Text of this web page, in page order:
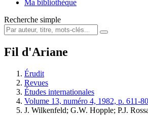
Ma bibliothèque
Recherche simple
Fil d'Ariane
Érudit
Revues
Études internationales
Volume 13, numéro 4, 1982, p. 611-
J. Wilkenfeld; G.W. Hopple; P.J.